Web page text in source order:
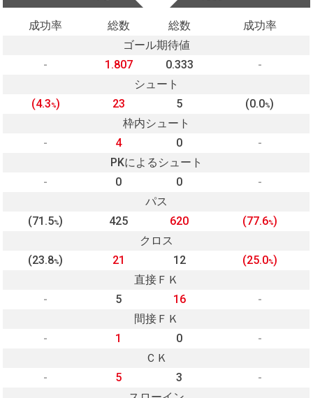
成功率 総数 総数
成功率
ゴール期待値
-
1.807 0.333
-
シュート
(4.3%) 23 5 (0.0%)
枠内シュート
-
4 0
-
PKによるシュート
-
0 0
-
パス
(71.5%) 425 620 (77.6%)
クロス
(23.8%) 21 12 (25.0%)
直接ＦＫ
-
5 16
-
間接ＦＫ
-
1 0
-
ＣＫ
-
5 3
-